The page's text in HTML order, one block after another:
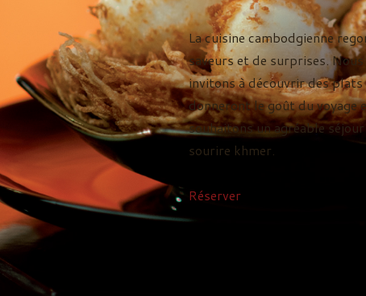
La cuisine cambodgienne
saveurs et de surprises.
invitons à découvrir des plats
donneront le goût du voyage
souhaitons un agréable
sourire khmer.
Réserver